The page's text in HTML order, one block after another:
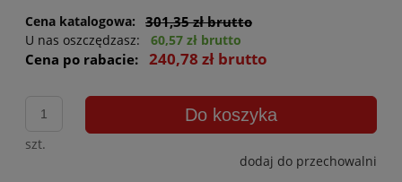
Cena katalogowa: 301,35 zł brutto
U nas oszczędzasz: 60,57 zł brutto
Cena po rabacie: 240,78 zł brutto
szt.
Do koszyka
dodaj do przechowalni